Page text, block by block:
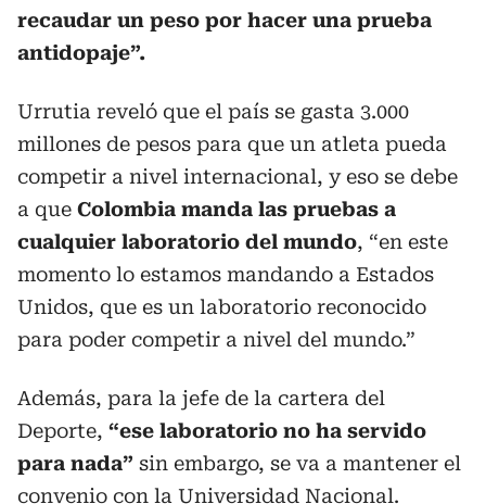
recaudar un peso por hacer una prueba
antidopaje”.
Urrutia reveló que el país se gasta 3.000
millones de pesos para que un atleta pueda
competir a nivel internacional, y eso se debe
a que Colombia manda las pruebas a
cualquier laboratorio del mundo, “en este
momento lo estamos mandando a Estados
Unidos, que es un laboratorio reconocido
para poder competir a nivel del mundo.”
Además, para la jefe de la cartera del
Deporte, “ese laboratorio no ha servido
para nada” sin embargo, se va a mantener el
convenio con la Universidad Nacional.